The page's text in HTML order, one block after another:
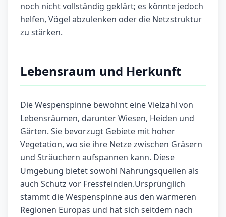
noch nicht vollständig geklärt; es könnte jedoch
helfen, Vögel abzulenken oder die Netzstruktur
zu stärken.
Lebensraum und Herkunft
Die Wespenspinne bewohnt eine Vielzahl von
Lebensräumen, darunter Wiesen, Heiden und
Gärten. Sie bevorzugt Gebiete mit hoher
Vegetation, wo sie ihre Netze zwischen Gräsern
und Sträuchern aufspannen kann. Diese
Umgebung bietet sowohl Nahrungsquellen als
auch Schutz vor Fressfeinden.Ursprünglich
stammt die Wespenspinne aus den wärmeren
Regionen Europas und hat sich seitdem nach